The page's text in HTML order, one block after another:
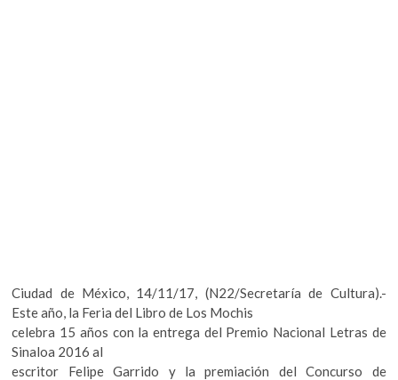
Ciudad de México, 14/11/17, (N22/Secretaría de Cultura).-
Este año, la Feria del Libro de Los Mochis
celebra 15 años con la entrega del Premio Nacional Letras de
Sinaloa 2016 al
escritor Felipe Garrido y la premiación del Concurso de